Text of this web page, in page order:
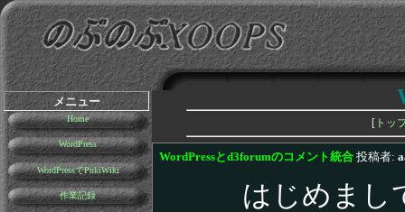
メニュー
Home
WordPress
WordPressでPukiWiki
作業記録
[ トッ
WordPressとd3forumのコメント統合 投稿者:
はじめまし